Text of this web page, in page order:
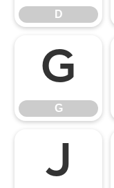
D
G
G
J